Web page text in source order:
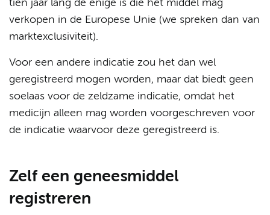
tien jaar lang de enige is die het middel mag
verkopen in de Europese Unie (we spreken dan van
marktexclusiviteit).
Voor een andere indicatie zou het dan wel
geregistreerd mogen worden, maar dat biedt geen
soelaas voor de zeldzame indicatie, omdat het
medicijn alleen mag worden voorgeschreven voor
de indicatie waarvoor deze geregistreerd is.
Zelf een geneesmiddel
registreren